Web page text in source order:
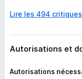
u
e
n
t
Lire les 494 critiques
Autorisations et
Autorisations